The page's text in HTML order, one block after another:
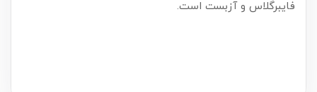
فایبرگلاس و آزبست است.